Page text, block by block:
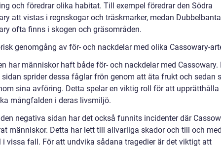
och föredrar olika habitat. Till exempel föredrar den Södra
att vistas i regnskogar och träskmarker, medan
ofta finns i skogen och gräsområden.
genomgång av för- och nackdelar med olika Cassowary-
har människor haft både för- och nackdelar med Cassowary.
sprider dessa fåglar frön genom att äta frukt och sedan
sina avföring. Detta spelar en viktig roll för att upprätthålla
mångfalden i deras livsmiljö.
negativa sidan har det också funnits incidenter där
människor. Detta har lett till allvarliga skador och till och
vissa fall. För att undvika sådana tragedier är det viktigt att